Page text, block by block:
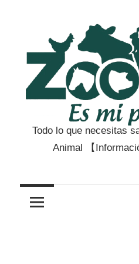
contenido
Zootecnia
Veterinaria
Todo lo que necesitas
Animal 【